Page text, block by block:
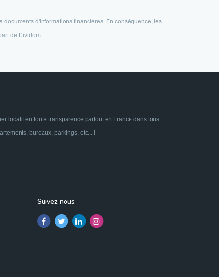
documents d'informations financières. En conséquence, les
de Dividom.
locatif en toute transparence partout en France dans tous
bureaux, parkings, etc... !
Suivez nous